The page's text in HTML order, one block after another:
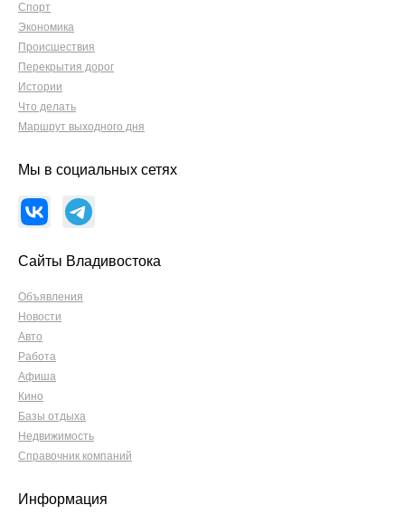
Спорт
Экономика
Происшествия
Перекрытия дорог
Истории
Что делать
Маршрут выходного дня
Мы в социальных сетях
Сайты Владивостока
Объявления
Новости
Авто
Работа
Афиша
Кино
Базы отдыха
Недвижимость
Справочник компаний
Информация